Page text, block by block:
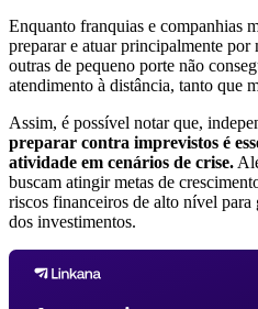
Enquanto franquias e companhias
preparar e atuar principalmente
outras de pequeno porte não
atendimento à distância, tanto que
Assim, é possível notar que,
preparar contra imprevistos é
atividade em cenários de crise.
buscam atingir metas de
riscos financeiros de alto nível para
dos investimentos.